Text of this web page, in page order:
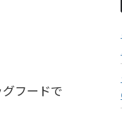
フードで